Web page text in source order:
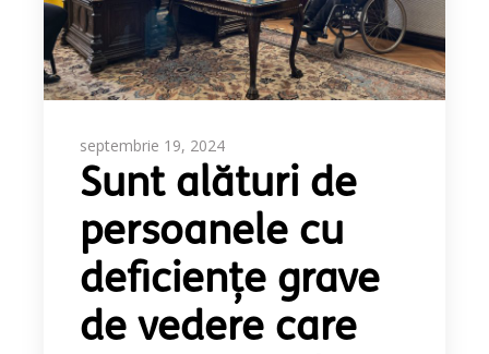
septembrie 19, 2024
Sunt alături de
persoanele cu
deficiențe grave
de vedere care